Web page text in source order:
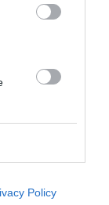
Policy
Άνδρου
ο